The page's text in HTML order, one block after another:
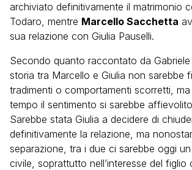
archiviato definitivamente il matrimonio
Todaro, mentre Marcello Sacchetta
sua relazione con Giulia Pauselli.
Secondo quanto raccontato da Gabriele
storia tra Marcello e Giulia non sarebbe
tradimenti o comportamenti scorretti,
tempo il sentimento si sarebbe
Sarebbe stata Giulia a decidere di
definitivamente la relazione, ma
separazione, tra i due ci sarebbe oggi
civile, soprattutto nell’interesse del figlio